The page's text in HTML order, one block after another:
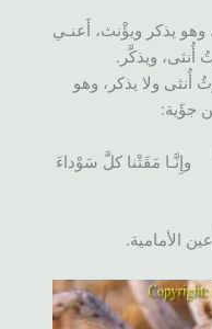
يذكر ويؤْنث، أَعنـي
أُنثى، ويذكَّر.
أُنثى ولا يذكر، وهو
جؤَية:
مَقَتْنا كلَّ سَوْداءَ
الأمامية.